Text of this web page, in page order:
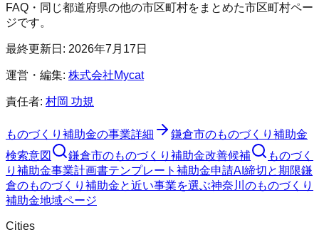
FAQ・同じ都道府県の他の市区町村をまとめた市区町村ペー
ジです。
最終更新日: 2026年7月17日
運営・編集: 株式会社Mycat
責任者: 村岡 功規
ものづくり補助金の事業詳細 鎌倉市のものづくり補助金
検索意図
鎌倉市のものづくり補助金改善候補
ものづく
り補助金事業計画書テンプレート 補助金申請AI 締切と期限鎌
倉のものづくり補助金と近い事業を選ぶ神奈川 のものづくり
補助金地域ページ
Cities